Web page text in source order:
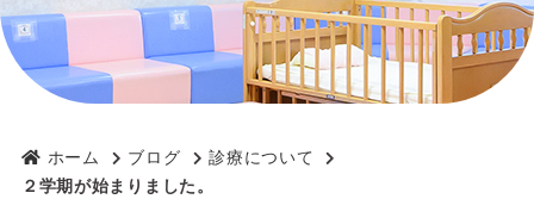
２学期が始まりました。｜ブログ｜ふじもとクリニック|大阪茨木市|
アレルギー科・小児科・予防接種
ホーム ブログ
診療について
２学期が始まりました。